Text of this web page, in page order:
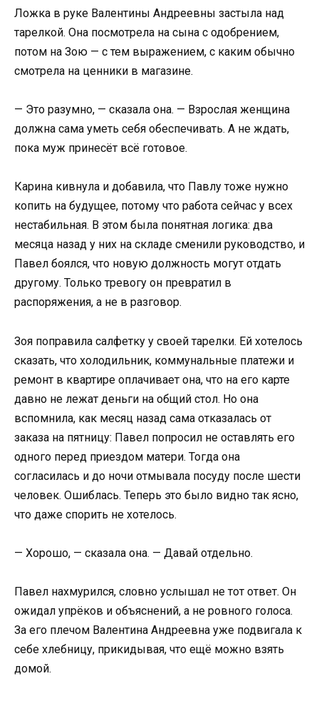
Ложка в руке Валентины Андреевны застыла над
тарелкой. Она посмотрела на сына с одобрением,
потом на Зою — с тем выражением, с каким обычно
смотрела на ценники в магазине.
— Это разумно, — сказала она. — Взрослая женщина
должна сама уметь себя обеспечивать. А не ждать,
пока муж принесёт всё готовое.
Карина кивнула и добавила, что Павлу тоже нужно
копить на будущее, потому что работа сейчас у всех
нестабильная. В этом была понятная логика: два
месяца назад у них на складе сменили руководство, и
Павел боялся, что новую должность могут отдать
другому. Только тревогу он превратил в
распоряжения, а не в разговор.
Зоя поправила салфетку у своей тарелки. Ей хотелось
сказать, что холодильник, коммунальные платежи и
ремонт в квартире оплачивает она, что на его карте
давно не лежат деньги на общий стол. Но она
вспомнила, как месяц назад сама отказалась от
заказа на пятницу: Павел попросил не оставлять его
одного перед приездом матери. Тогда она
согласилась и до ночи отмывала посуду после шести
человек. Ошиблась. Теперь это было видно так ясно,
что даже спорить не хотелось.
— Хорошо, — сказала она. — Давай отдельно.
Павел нахмурился, словно услышал не тот ответ. Он
ожидал упрёков и объяснений, а не ровного голоса.
За его плечом Валентина Андреевна уже подвигала к
себе хлебницу, прикидывая, что ещё можно взять
домой.